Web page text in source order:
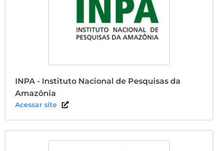
INPA - Instituto Nacional de Pesquisas da
Amazônia
Acessar site